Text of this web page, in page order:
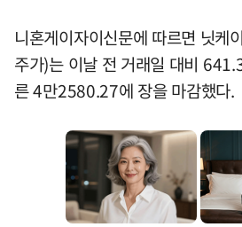
니혼게이자이신문에 따르면 닛케
주가)는 이날 전 거래일 대비
른 4만2580.27에 장을 마감했다.